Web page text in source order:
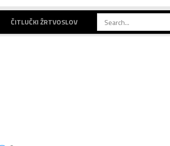
ČITLUČKI ŽRTVOSLOV